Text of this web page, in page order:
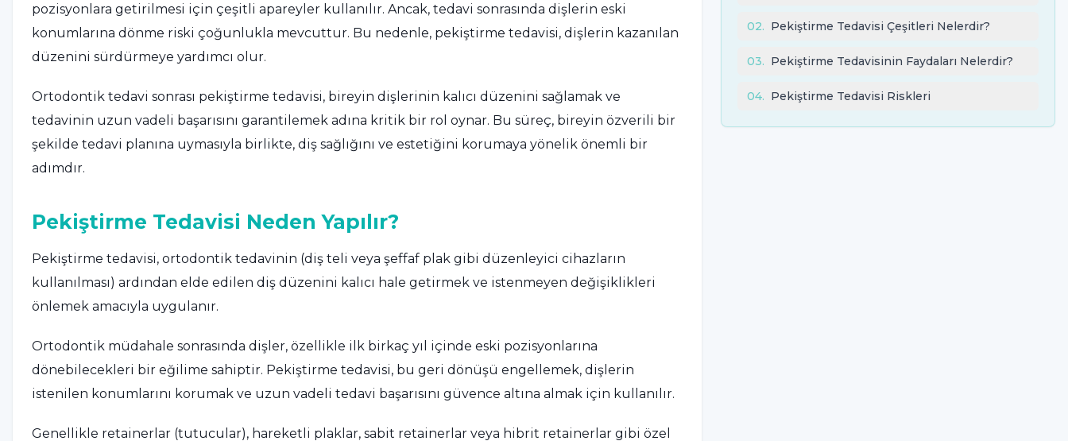
pozisyonlara getirilmesi için çeşitli apareyler kullanılır. Ancak, tedavi sonrasında dişlerin eski
konumlarına dönme riski çoğunlukla mevcuttur. Bu nedenle, pekiştirme tedavisi, dişlerin kazanılan
düzenini sürdürmeye yardımcı olur.
Ortodontik tedavi sonrası pekiştirme tedavisi, bireyin dişlerinin kalıcı düzenini sağlamak ve
tedavinin uzun vadeli başarısını garantilemek adına kritik bir rol oynar. Bu süreç, bireyin özverili bir
şekilde tedavi planına uymasıyla birlikte, diş sağlığını ve estetiğini korumaya yönelik önemli bir
adımdır.
Pekiştirme Tedavisi Neden Yapılır?
Pekiştirme tedavisi, ortodontik tedavinin (diş teli veya şeffaf plak gibi düzenleyici cihazların
kullanılması) ardından elde edilen diş düzenini kalıcı hale getirmek ve istenmeyen değişiklikleri
önlemek amacıyla uygulanır.
Ortodontik müdahale sonrasında dişler, özellikle ilk birkaç yıl içinde eski pozisyonlarına
dönebilecekleri bir eğilime sahiptir. Pekiştirme tedavisi, bu geri dönüşü engellemek, dişlerin
istenilen konumlarını korumak ve uzun vadeli tedavi başarısını güvence altına almak için kullanılır.
Genellikle retainerlar (tutucular), hareketli plaklar, sabit retainerlar veya hibrit retainerlar gibi özel
02. Pekiştirme Tedavisi Çeşitleri Nelerdir?
03. Pekiştirme Tedavisinin Faydaları Nelerdir?
04. Pekiştirme Tedavisi Riskleri